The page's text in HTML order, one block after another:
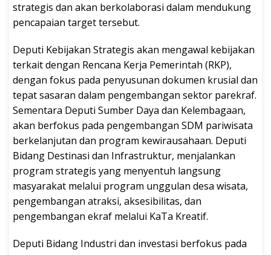
strategis dan akan berkolaborasi dalam mendukung
pencapaian target tersebut.
Deputi Kebijakan Strategis akan mengawal kebijakan
terkait dengan Rencana Kerja Pemerintah (RKP),
dengan fokus pada penyusunan dokumen krusial dan
tepat sasaran dalam pengembangan sektor parekraf.
Sementara Deputi Sumber Daya dan Kelembagaan,
akan berfokus pada pengembangan SDM pariwisata
berkelanjutan dan program kewirausahaan. Deputi
Bidang Destinasi dan Infrastruktur, menjalankan
program strategis yang menyentuh langsung
masyarakat melalui program unggulan desa wisata,
pengembangan atraksi, aksesibilitas, dan
pengembangan ekraf melalui KaTa Kreatif.
Deputi Bidang Industri dan investasi berfokus pada